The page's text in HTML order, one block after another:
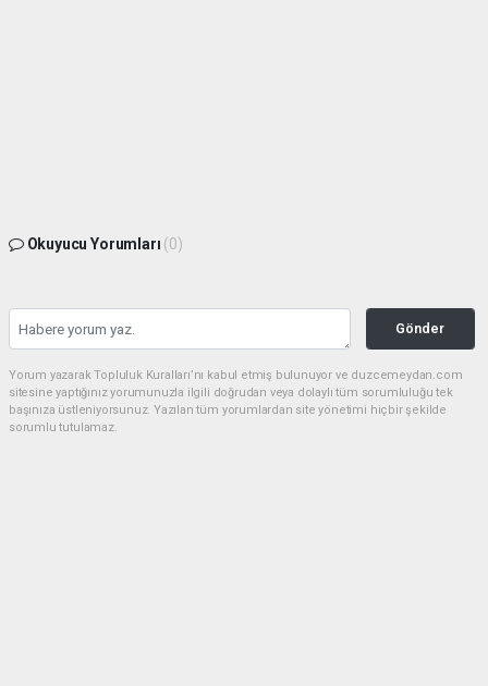
Okuyucu Yorumları (0)
Gönder
Yorum yazarak Topluluk Kuralları’nı kabul etmiş bulunuyor ve duzcemeydan.com
sitesine yaptığınız yorumunuzla ilgili doğrudan veya dolaylı tüm sorumluluğu tek
başınıza üstleniyorsunuz. Yazılan tüm yorumlardan site yönetimi hiçbir şekilde
sorumlu tutulamaz.